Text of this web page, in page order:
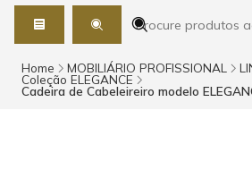
Home MOBILIÁRIO PROFISSIONAL
Coleção ELEGANCE
Cadeira de Cabeleireiro modelo